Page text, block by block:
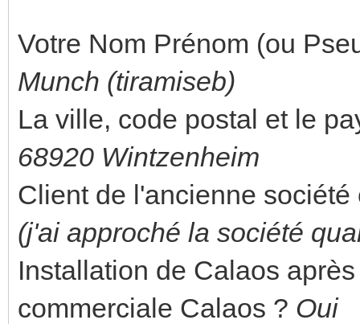
Votre Nom Prénom (ou
Munch (tiramiseb)
La ville, code postal et le
68920 Wintzenheim
Client de l'ancienne
(j'ai approché la société
Installation de Calaos
commerciale Calaos ? Oui